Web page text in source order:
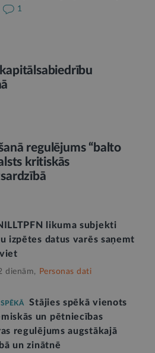
1
regulējums “balto
kritiskās
likuma subjekti
izpētes datus varēs saņemt
dienām, Personas dati
Stājies spēkā vienots
un pētniecības
regulējums augstākajā
un zinātnē